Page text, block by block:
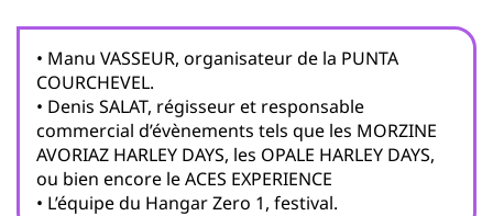
• Manu VASSEUR, organisateur de la PUNTA
COURCHEVEL.
• Denis SALAT, régisseur et responsable
commercial d’évènements tels que les MORZINE
AVORIAZ HARLEY DAYS, les OPALE HARLEY DAYS,
ou bien encore le ACES EXPERIENCE
• L’équipe du Hangar Zero 1, festival.